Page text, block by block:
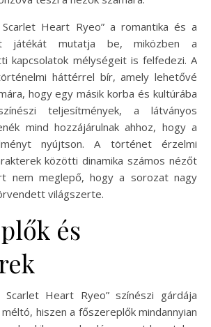
Heart Ryeo” a romantika és a
játékát mutatja be, miközben a
kapcsolatok mélységeit is felfedezi. A
háttérrel bír, amely lehetővé
hogy egy másik korba és kultúrába
teljesítmények, a látványos
mind hozzájárulnak ahhoz, hogy a
nyújtson. A történet érzelmi
közötti dinamika számos nézőt
nem meglepő, hogy a sorozat nagy
világszerte.
és
Scarlet Heart Ryeo” színészi gárdája
hiszen a főszereplők mindannyian